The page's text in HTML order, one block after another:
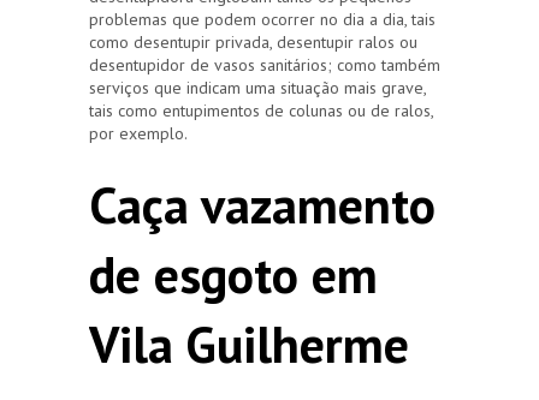
problemas que podem ocorrer no dia a dia, tais
como desentupir privada, desentupir ralos ou
desentupidor de vasos sanitários; como também
serviços que indicam uma situação mais grave,
tais como entupimentos de colunas ou de ralos,
por exemplo.
Caça vazamento
de esgoto em
Vila Guilherme